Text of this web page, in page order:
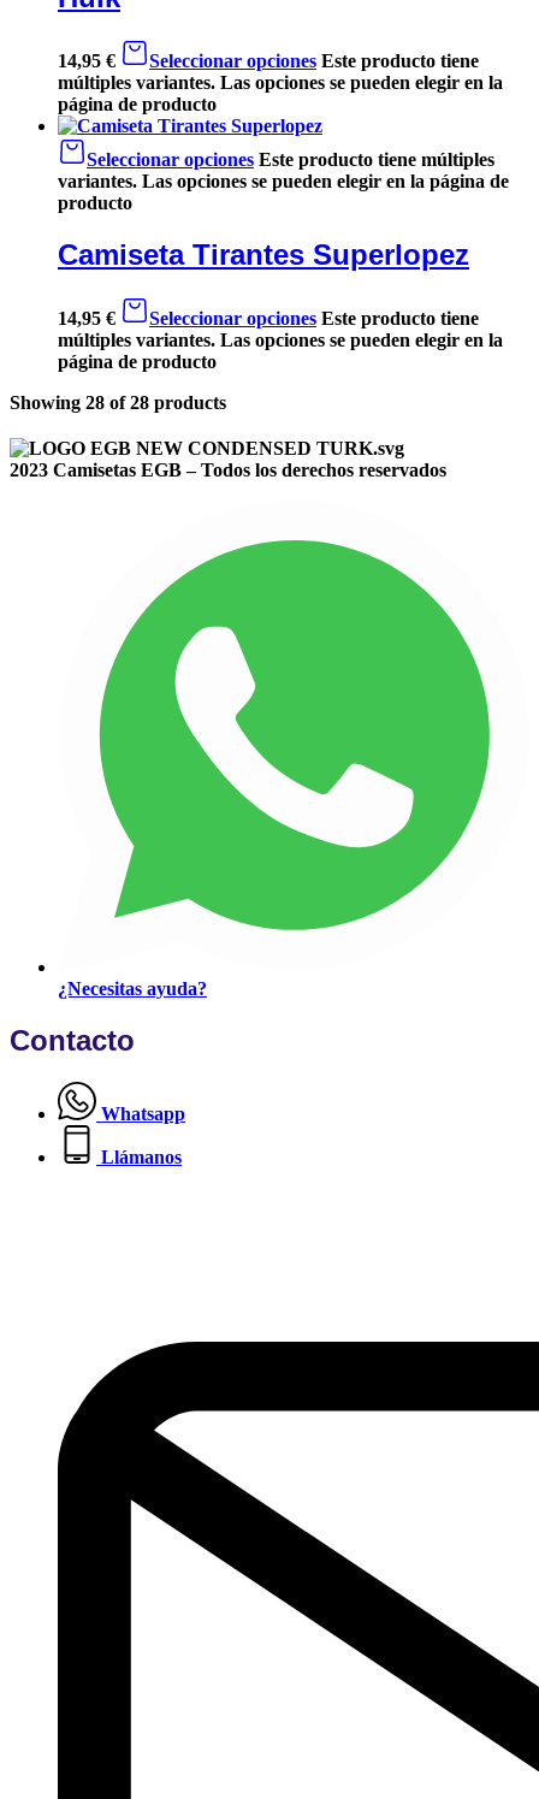
14,95 € Seleccionar opciones Este producto tiene
múltiples variantes. Las opciones se pueden elegir en la
página de producto
Seleccionar opciones Este producto tiene múltiples
variantes. Las opciones se pueden elegir en la página de
producto
Camiseta Tirantes Superlopez
14,95 € Seleccionar opciones Este producto tiene
múltiples variantes. Las opciones se pueden elegir en la
página de producto
Showing 28 of28 products
2023 Camisetas EGB – Todos los derechos reservados
¿Necesitas ayuda?
Contacto
Whatsapp
Llámanos